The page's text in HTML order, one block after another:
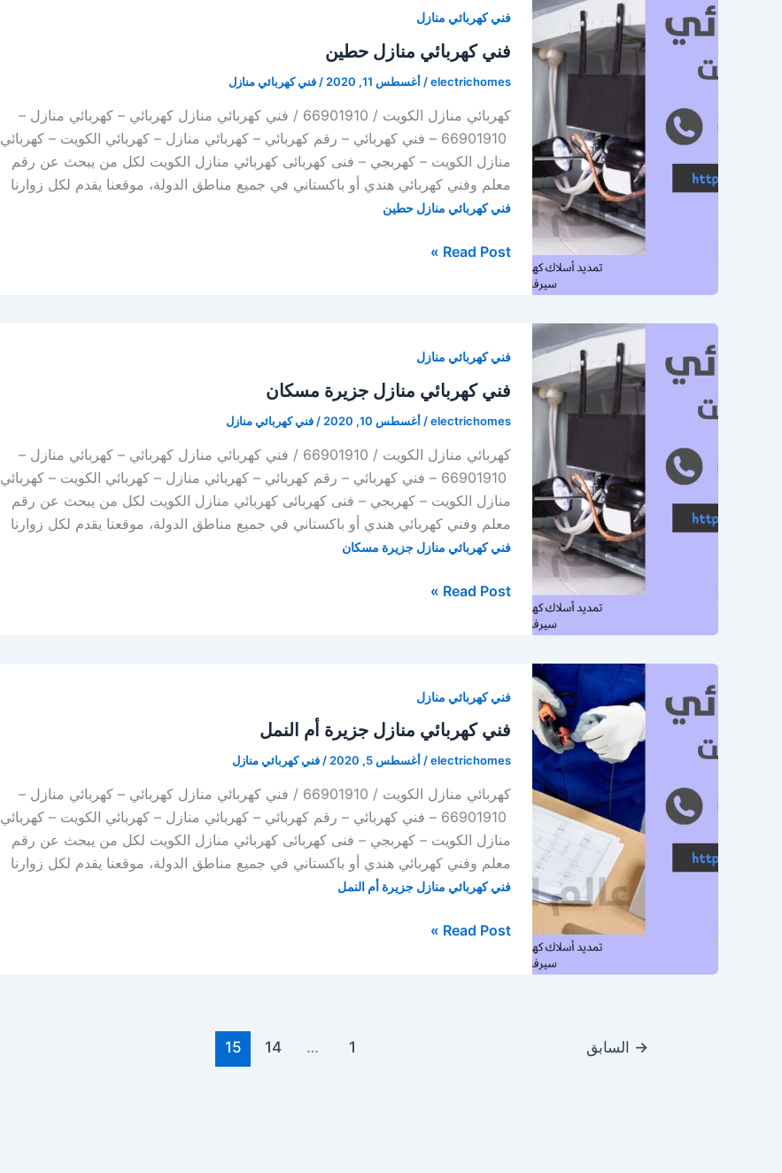
فني كهربائي منازل
فني كهربائي منازل حطين
electrichomes
/ أغسطس 11, 2020 / فني كهربائي منازل
كهربائي منازل الكويت / 66901910 / فني كهربائي منازل كهربائي – كهربائي منازل –
66901910 – فني كهربائي – رقم كهربائي – كهربائي منازل – كهربائي الكويت – كهربائي
منازل الكويت – كهربجي – فنى كهربائى كهربائي منازل الكويت لكل من يبحث عن رقم
معلم وفني كهربائي هندي أو باكستاني في جميع مناطق الدولة، موقعنا يقدم لكل زوارنا
فني كهربائي منازل حطين
فني
Read Post »
فني كهربائي منازل
فني كهربائي منازل جزيرة مسكان
electrichomes
/ أغسطس 10, 2020 / فني كهربائي منازل
كهربائي منازل الكويت / 66901910 / فني كهربائي منازل كهربائي – كهربائي منازل –
66901910 – فني كهربائي – رقم كهربائي – كهربائي منازل – كهربائي الكويت – كهربائي
منازل الكويت – كهربجي – فنى كهربائى كهربائي منازل الكويت لكل من يبحث عن رقم
معلم وفني كهربائي هندي أو باكستاني في جميع مناطق الدولة، موقعنا يقدم لكل زوارنا
فني كهربائي منازل جزيرة مسكان
فني
Read Post »
فني كهربائي منازل
فني كهربائي منازل جزيرة أم النمل
electrichomes
/أغسطس 5, 2020 /فني كهربائي منازل
كهربائي منازل الكويت / 66901910 / فني كهربائي منازل كهربائي – كهربائي منازل –
66901910 – فني كهربائي – رقم كهربائي – كهربائي منازل – كهربائي الكويت – كهربائي
منازل الكويت – كهربجي – فنى كهربائى كهربائي منازل الكويت لكل من يبحث عن رقم
معلم وفني كهربائي هندي أو باكستاني في جميع مناطق الدولة، موقعنا يقدم لكل زوارنا
فني كهربائي منازل جزيرة أم النمل
فني
Read Post »
→ السابق 1
…
14
15